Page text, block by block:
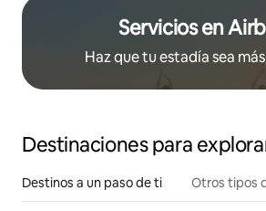
Servicios en
Haz que tu estadía sea
Destinaciones para
Destinos a un paso de ti Otros tipos